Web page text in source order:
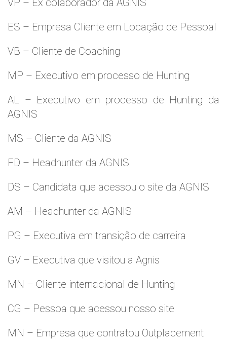
VP – Ex colaborador da AGNIS
ES – Empresa Cliente em Locação de Pessoal
VB – Cliente de Coaching
MP – Executivo em processo de Hunting
AL – Executivo em processo de Hunting da
AGNIS
MS – Cliente da AGNIS
FD – Headhunter da AGNIS
DS – Candidata que acessou o site da AGNIS
AM – Headhunter da AGNIS
PG – Executiva em transição de carreira
GV – Executiva que visitou a Agnis
MN – Cliente internacional de Hunting
CG – Pessoa que acessou nosso site
MN – Empresa que contratou Outplacement